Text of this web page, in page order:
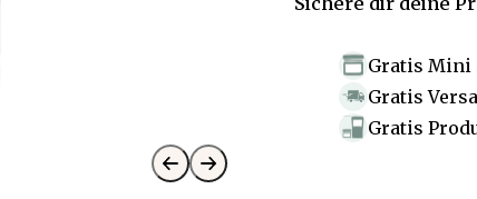
Gratis Mini
Gratis
Gratis